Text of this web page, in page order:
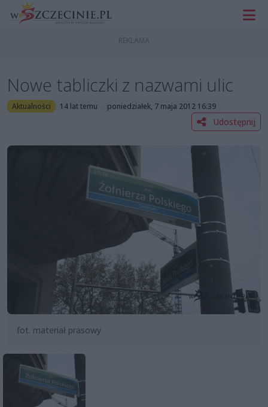
Nowe tabliczki z nazwami ulic
Aktualności 14 lat temu poniedziałek, 7 maja 2012 16:39
Udostępnij
fot. materiał prasowy